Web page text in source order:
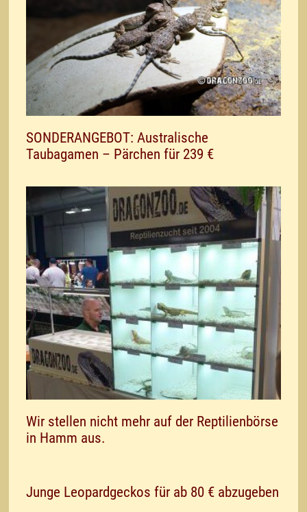
SONDERANGEBOT: Australische
Taubagamen – Pärchen für 239 €
Wir stellen nicht mehr auf der Reptilienbörse
in Hamm aus.
Junge Leopardgeckos für ab 80 € abzugeben